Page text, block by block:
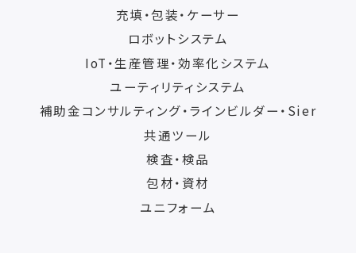
充填・包装・ケーサー
ロボットシステム
IoT・生産管理・効率化システム
ユーティリティシステム
補助金コンサルティング・ラインビルダー・Sier
共通ツール
検査・検品
包材・資材
ユニフォーム